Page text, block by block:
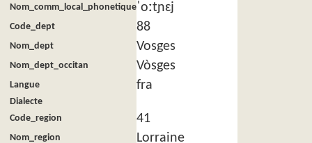
Nom_comm_local_phonetiqueˈoːtɲɛj
Code_dept 88
Nom_dept Vosges
Nom_dept_occitan Vòsges
Langue fra
Dialecte
Code_region
41
Nom_region Lorraine